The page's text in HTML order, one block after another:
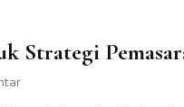
Strategi
pada